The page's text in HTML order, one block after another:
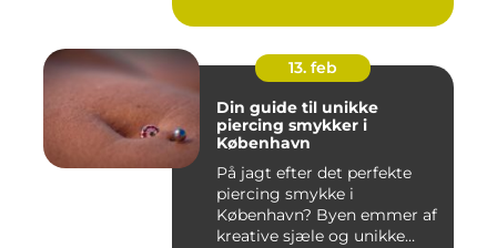
13. feb
Din guide til unikke
piercing smykker i
København
På jagt efter det perfekte
piercing smykke i
København? Byen emmer af
kreative sjæle og unikke